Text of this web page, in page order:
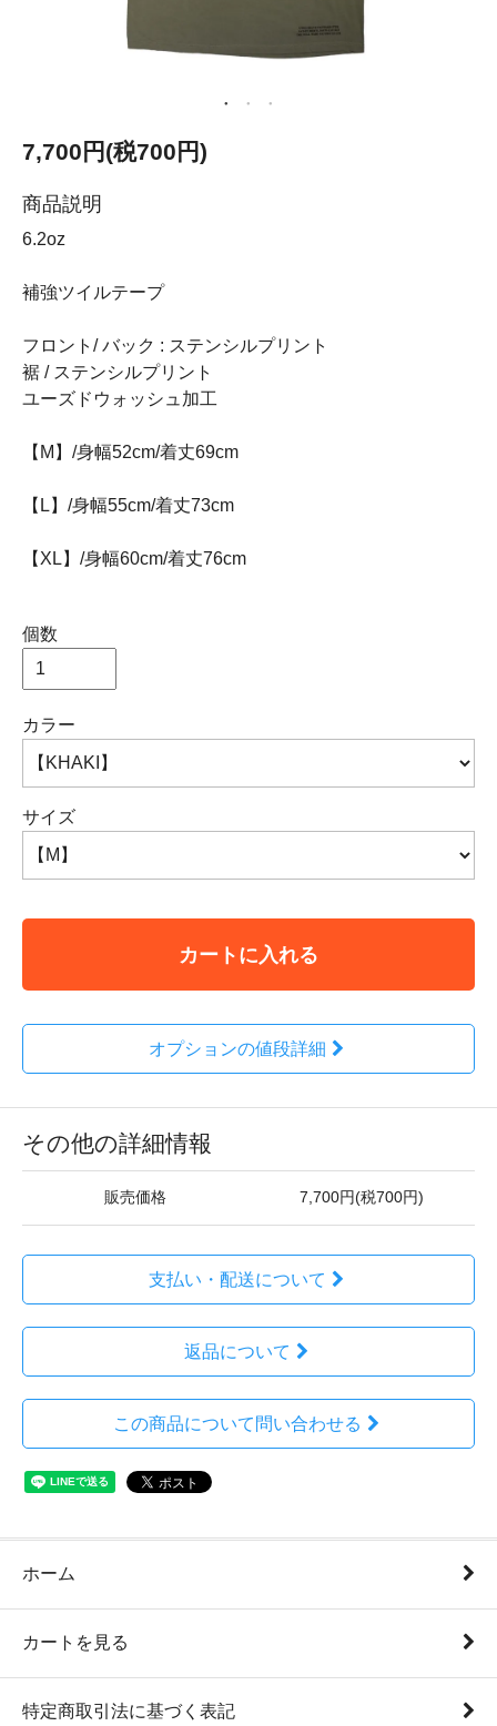
7,700円(税700円)
商品説明
6.2oz
補強ツイルテープ
フロント/ バック : ステンシルプリント
裾 / ステンシルプリント
ユーズドウォッシュ加工
【M】/身幅52cm/着丈69cm
【L】/身幅55cm/着丈73cm
【XL】/身幅60cm/着丈76cm
個数
カラー
サイズ
カートに入れる
オプションの値段詳細
その他の詳細情報
販売価格 7,700円(税700円)
支払い・配送について
返品について
この商品について問い合わせる
ホーム
カートを見る
特定商取引法に基づく表記